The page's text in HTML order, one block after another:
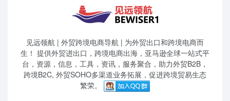
见远领航 | 外贸跨境电商导航 | 为外贸出口和跨境电商而
生！ 提供外贸进出口，跨境电商出海，亚马逊全球一站式平
台，资源，信息，工具，资讯，服务聚合，助力外贸B2B，
跨境B2C, 外贸SOHO多渠道业务拓展，促进跨境贸易生态
繁荣。